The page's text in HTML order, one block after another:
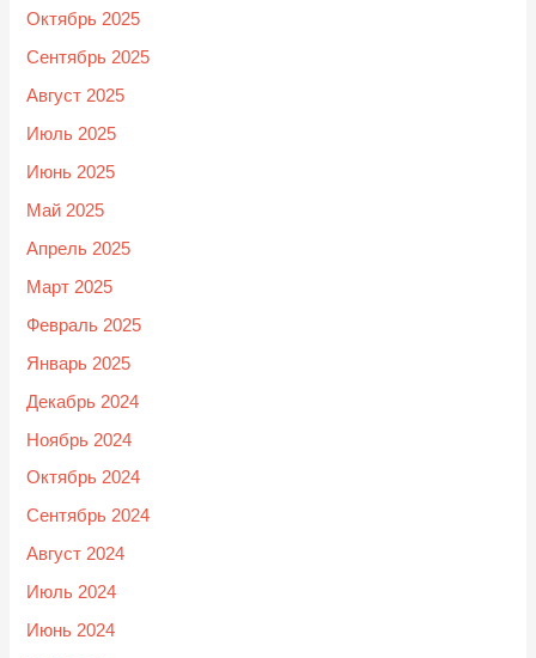
Октябрь 2025
Сентябрь 2025
Август 2025
Июль 2025
Июнь 2025
Май 2025
Апрель 2025
Март 2025
Февраль 2025
Январь 2025
Декабрь 2024
Ноябрь 2024
Октябрь 2024
Сентябрь 2024
Август 2024
Июль 2024
Июнь 2024